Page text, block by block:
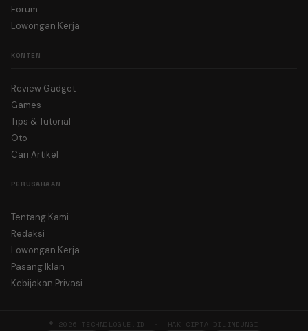
Forum
Lowongan Kerja
KONTEN
Review Gadget
Games
Tips & Tutorial
Oto
Cari Artikel
PERUSAHAAN
Tentang Kami
Redaksi
Lowongan Kerja
Pasang Iklan
Kebijakan Privasi
© 2026 TECHNOLOGUE.ID · HAK CIPTA DILINDUNGI